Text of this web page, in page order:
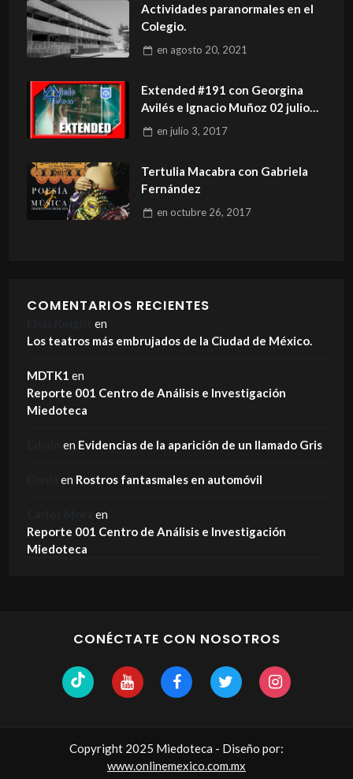
Actividades paranormales en el
Colegio.
en agosto 20, 2021
Extended #191 con Georgina
Avilés e Ignacio Muñoz 02 julio
2017en julio 3, 2017
Tertulia Macabra con Gabriela
Fernández
en octubre 26, 2017
COMENTARIOS RECIENTES
en
Los teatros más embrujados de la Ciudad de México.
MDTK1 en
Reporte 001 Centro de Análisis e Investigación
Miedoteca
en Evidencias de la aparición de un llamado Gris
en Rostros fantasmales en automóvil
en
Reporte 001 Centro de Análisis e Investigación
Miedoteca
CONÉCTATE CON NOSOTROS
Copyright 2025 Miedoteca - Diseño por:
www.onlinemexico.com.mx